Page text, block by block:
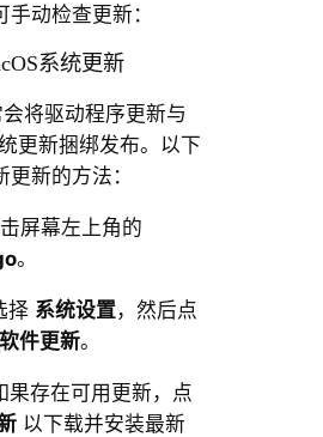
动检查更新：
系统更新
将驱动程序更新与
更新捆绑发布。以下
新的方法：
屏幕左上角的
。
择 系统设置，然后点
件更新。
果存在可用更新，点
以下载并安装最新